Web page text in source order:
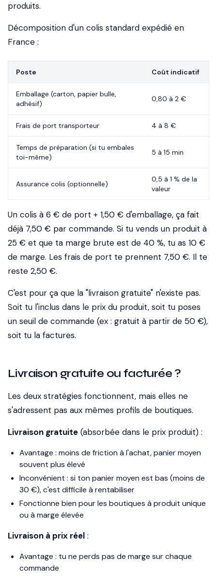
produits.
Décomposition d'un colis standard expédié en
France :
Poste Coût indicatif
Emballage (carton, papier bulle,
adhésif)
0,80 à 2 €
Frais de port transporteur 4 à 8 €
Temps de préparation (si tu embales
toi-même)
5 à 15 min
Assurance colis (optionnelle)
0,5 à 1 % de la
valeur
Un colis à 6 € de port + 1,50 € d'emballage, ça fait
déjà 7,50 € par commande. Si tu vends un produit à
25 € et que ta marge brute est de 40 %, tu as 10 €
de marge. Les frais de port te prennent 7,50 €. Il te
reste 2,50 €.
C'est pour ça que la "livraison gratuite" n'existe pas.
Soit tu l'inclus dans le prix du produit, soit tu poses
un seuil de commande (ex : gratuit à partir de 50 €),
soit tu la factures.
Livraison gratuite ou facturée ?
Les deux stratégies fonctionnent, mais elles ne
s'adressent pas aux mêmes profils de boutiques.
Livraison gratuite (absorbée dans le prix produit) :
Avantage : moins de friction à l'achat, panier moyen
souvent plus élevé
Inconvénient : si ton panier moyen est bas (moins de
30 €), c'est difficile à rentabiliser
Fonctionne bien pour les boutiques à produit unique
ou à marge élevée
Livraison à prix réel :
Avantage : tu ne perds pas de marge sur chaque
commande